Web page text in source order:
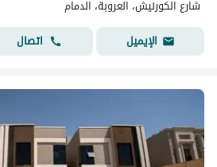
شارع الكورنيش، العروبة، الدمام
الإيميل
اتصال